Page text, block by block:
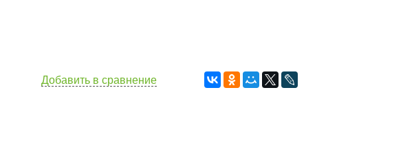
Добавить в сравнение